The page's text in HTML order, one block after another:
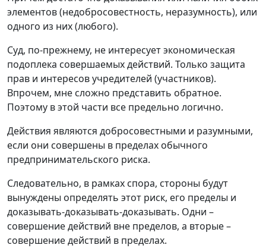
элементов (недобросовестность, неразумность), или
одного из них (любого).
Суд, по-прежнему, не интересует экономическая
подоплека совершаемых действий. Только защита
прав и интересов учредителей (участников).
Впрочем, мне сложно представить обратное.
Поэтому в этой части все предельно логично.
Действия являются добросовестными и разумными,
если они совершены в пределах обычного
предпринимательского риска.
Следовательно, в рамках спора, стороны будут
вынуждены определять этот риск, его пределы и
доказывать-доказывать-доказывать. Одни –
совершение действий вне пределов, а вторые –
совершение действий в пределах.